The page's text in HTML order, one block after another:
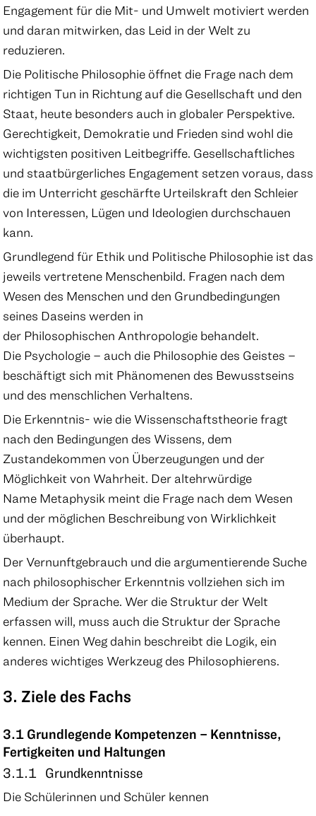
Engagement für die Mit- und Umwelt motiviert werden
und daran mitwirken, das Leid in der Welt zu
reduzieren.
Die Politische Philosophie öffnet die Frage nach dem
richtigen Tun in Richtung auf die Gesellschaft und den
Staat, heute besonders auch in globaler Perspektive.
Gerechtigkeit, Demokratie und Frieden sind wohl die
wichtigsten positiven Leitbegriffe. Gesellschaftliches
und staatbürgerliches Engagement setzen voraus, dass
die im Unterricht geschärfte Urteilskraft den Schleier
von Interessen, Lügen und Ideologien durchschauen
kann.
Grundlegend für Ethik und Politische Philosophie ist das
jeweils vertretene Menschenbild. Fragen nach dem
Wesen des Menschen und den Grundbedingungen
seines Daseins werden in
der Philosophischen Anthropologie behandelt.
Die Psychologie – auch die Philosophie des Geistes –
beschäftigt sich mit Phänomenen des Bewusstseins
und des menschlichen Verhaltens.
Die Erkenntnis- wie die Wissenschaftstheorie fragt
nach den Bedingungen des Wissens, dem
Zustandekommen von Überzeugungen und der
Möglichkeit von Wahrheit. Der altehrwürdige
Name Metaphysik meint die Frage nach dem Wesen
und der möglichen Beschreibung von Wirklichkeit
überhaupt.
Der Vernunftgebrauch und die argumentierende Suche
nach philosophischer Erkenntnis vollziehen sich im
Medium der Sprache. Wer die Struktur der Welt
erfassen will, muss auch die Struktur der Sprache
kennen. Einen Weg dahin beschreibt die Logik, ein
anderes wichtiges Werkzeug des Philosophierens.
3. Ziele des Fachs
3.1 Grundlegende Kompetenzen – Kenntnisse,
Fertigkeiten und Haltungen
3.1.1 Grundkenntnisse
Die Schülerinnen und Schüler kennen